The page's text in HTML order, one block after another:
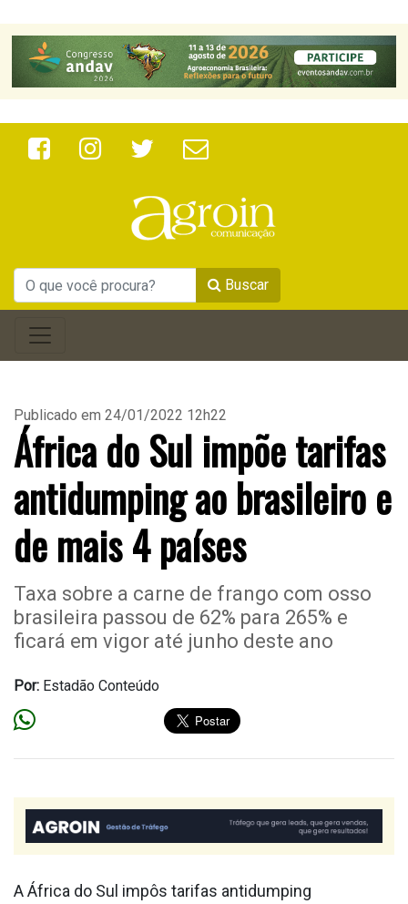
Buscar
Publicado em 24/01/2022 12h22
África do Sul impõe tarifas
antidumping ao brasileiro e
de mais 4 países
Taxa sobre a carne de frango com osso
brasileira passou de 62% para 265% e
ficará em vigor até junho deste ano
Por: Estadão Conteúdo
A África do Sul impôs tarifas antidumping